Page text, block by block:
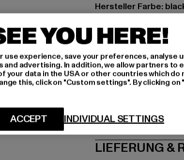
Hersteller Farbe:
Art.Nr: MT2698-00007
Hersteller: TB
Dr.-Robert-Murjahn-
LIEFERUNG &
YOU HERE!
experience, save your preferences, analyse
advertising. In addition, we allow partners to
your data in the USA or other countries which do
this, click on "Custom settings". By clicking
INDIVIDUAL SETTINGS
ACCEPT